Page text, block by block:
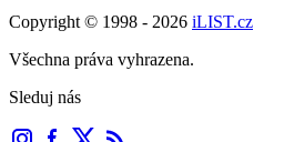
Copyright © 1998 - 2026 iLIST.cz
Všechna práva vyhrazena.
Sleduj nás